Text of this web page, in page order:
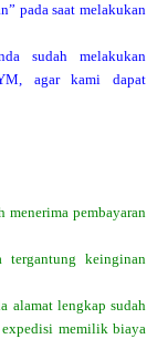
pada saat melakukan
sudah melakukan
agar kami dapat
menerima pembayaran
keinginan
alamat lengkap sudah
expedisi memilik biaya